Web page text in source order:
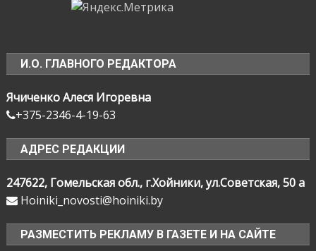
И.О. ГЛАВНОГО РЕДАКТОРА
Ячиченко Алеся Игоревна
+375-2346-4-19-63
АДРЕС РЕДАКЦИИ
247622, Гомельская обл., г.Хойники, ул.Советская, 50 а
Hoiniki_novosti@hoiniki.by
РАЗМЕСТИТЬ РЕКЛАМУ В ГАЗЕТЕ И НА САЙТЕ